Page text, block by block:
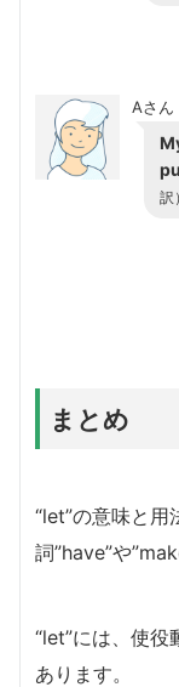
Aさん
訳
まとめ
“let”の意味と用
詞”have”や
“let”には、使
あります。